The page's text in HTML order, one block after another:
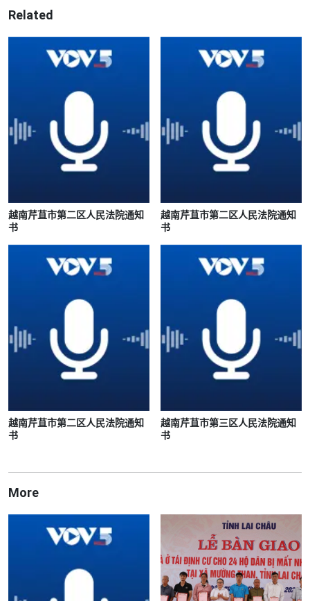
Related
越南芹苴市第二区人民法院通知
书
越南芹苴市第二区人民法院通知
书
越南芹苴市第二区人民法院通知
书
越南芹苴市第三区人民法院通知
书
More